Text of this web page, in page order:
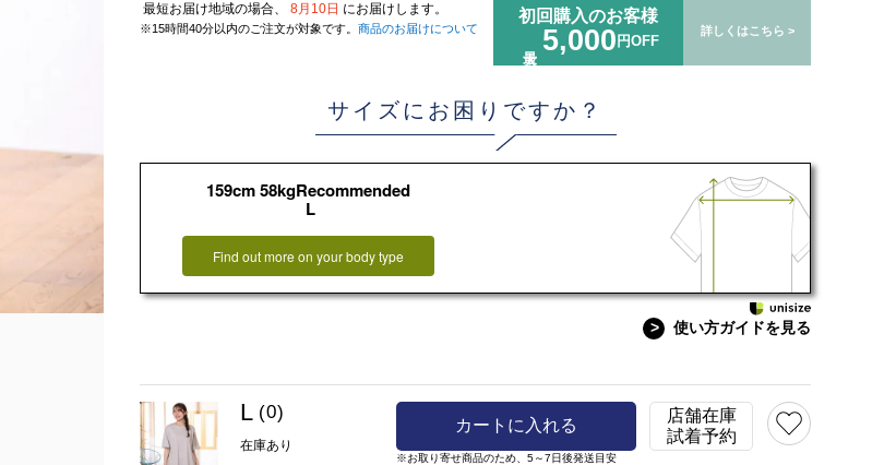
着用サイズ：LL
着用カラー：ネイビー
在庫 L(0) ○ LL(1)
モデルサイズ
着用サイズ：LL
着用カラー：グレージュ
最短お届け地域の場合、 8月10日 にお届けします。
※15時間40分以内のご注文が対象です。 商品のお届けについて
初回購入のお客様
5,000円OFF
詳しくはこちら >
サイズにお困りですか？
159cm 58kgRecommended
L
Find out more on your body type
> 使い方ガイドを見る
L (0)
在庫あり
カートに入れる
※お取り寄せ商品のため、5～7日後発送目安
店舗在庫
試着予約